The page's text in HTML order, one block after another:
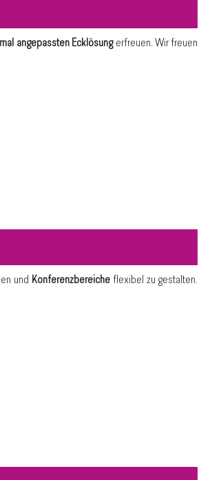
angepassten Ecklösungerfreuen. Wir freuen
und Konferenzbereiche flexibel zu gestalten.